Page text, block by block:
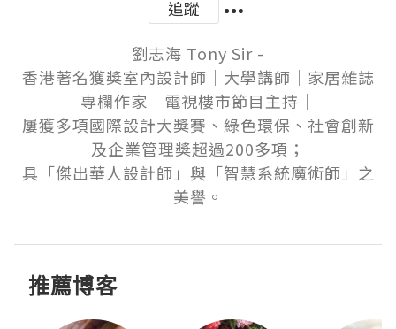
追蹤
劉志海 Tony Sir -
香港著名獲獎室內設計師│大學講師│家居雜誌
專欄作家│電視樓市節目主持│
屢獲多項國際設計大獎賽、綠色環保、社會創新
及企業管理獎超過200多項；
具「傑出華人設計師」與「智慧系統魔術師」之
美譽。
推薦博客